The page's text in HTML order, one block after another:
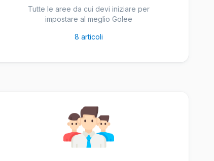
Tutte le aree da cui devi iniziare per
impostare al meglio Golee
8 articoli